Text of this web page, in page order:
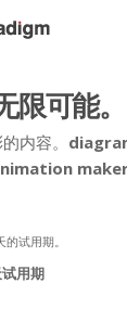
可能。
内容。
试用期。
用期